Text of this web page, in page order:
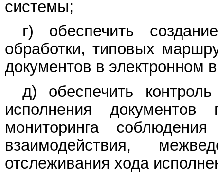
системы;
г) обеспечить
обработки, типовых
документов в электронном
д) обеспечить
исполнения документов
мониторинга
взаимодействия,
отслеживания хода